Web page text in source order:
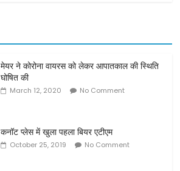
मेयर ने कोरोना वायरस को लेकर आपातकाल की स्थिति
घोषित की
March 12, 2020 No Comment
कनॉट प्लेस में खुला पहला बियर एटीएम
October 25, 2019 No Comment